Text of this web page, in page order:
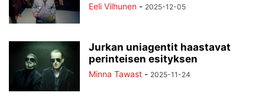
Eeli Vilhunen - 2025-12-05
Jurkan uniagentit haastavat
perinteisen esityksen
Minna Tawast - 2025-11-24